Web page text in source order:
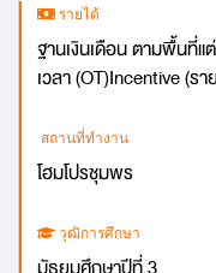
รายได้
ฐานเงินเดือน ตามพื้นที่แ
เวลา (OT)Incentive (ร
สถานที่ทำงาน
โฮมโปรชุมพร
วุฒิการศึกษา